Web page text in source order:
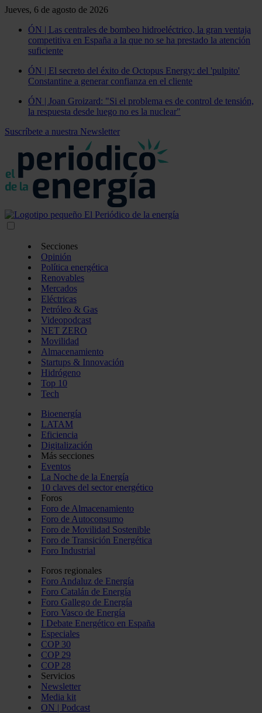
Jueves, 6 de agosto de 2026
ÓN | Las centrales de bombeo hidroeléctrico, la gran ventaja
competitiva en España a la que no se ha prestado la atención
suficiente
ÓN | El secreto del éxito de Octopus Energy: del 'pulpito'
Constantine a generar confianza en el cliente
ÓN | Joan Groizard: "Si el problema es de control de tensión,
la respuesta desde luego no es la nuclear"
Suscríbete a nuestra Newsletter
Secciones
Opinión
Política energética
Renovables
Mercados
Eléctricas
Petróleo & Gas
Videopodcast
NET ZERO
Movilidad
Almacenamiento
Startups & Innovación
Hidrógeno
Top 10
Tech
Bioenergía
LATAM
Eficiencia
Digitalización
Más secciones
Eventos
La Noche de la Energía
10 claves del sector energético
Foros
Foro de Almacenamiento
Foro de Autoconsumo
Foro de Movilidad Sostenible
Foro de Transición Energética
Foro Industrial
Foros regionales
Foro Andaluz de Energía
Foro Catalán de Energía
Foro Gallego de Energía
Foro Vasco de Energía
I Debate Energético en España
Especiales
COP 30
COP 29
COP 28
Servicios
Newsletter
Media kit
ON | Podcast